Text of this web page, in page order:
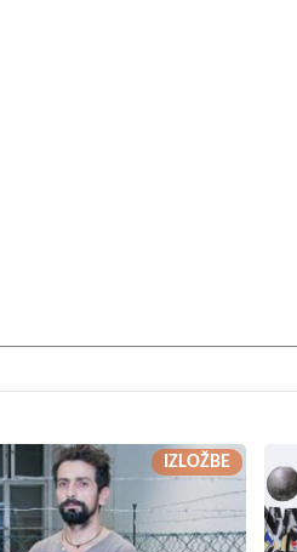
IZLOŽBE